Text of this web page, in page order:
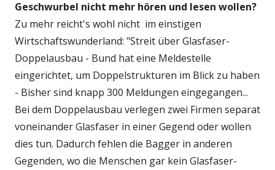
Geschwurbel nicht mehr hören und lesen wollen?
Zu mehr reicht's wohl nicht im einstigen
Wirtschaftswunderland: "Streit über Glasfaser-
Doppelausbau - Bund hat eine Meldestelle
eingerichtet, um Doppelstrukturen im Blick zu haben
- Bisher sind knapp 300 Meldungen eingegangen...
Bei dem Doppelausbau verlegen zwei Firmen separat
voneinander Glasfaser in einer Gegend oder wollen
dies tun. Dadurch fehlen die Bagger in anderen
Gegenden, wo die Menschen gar kein Glasfaser-